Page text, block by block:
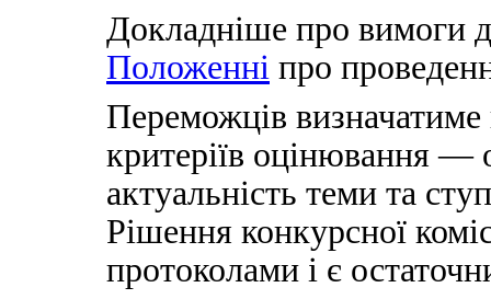
Докладніше про вимоги
Положенні про
Переможців визначатиме
критеріїв оцінювання —
актуальність теми та
Рішення конкурсної
протоколами і є